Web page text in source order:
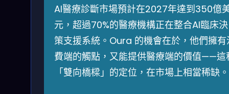
AI醫療診斷市場預計在2027年達到350億
元，超過70%的醫療機構正在整合AI臨床決
策支援系統。Oura 的機會在於，他們擁有
費端的觸點，又能提供醫療端的價值——這
「雙向橋樑」的定位，在市場上相當稀缺。